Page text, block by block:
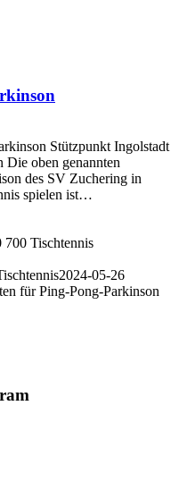
Stützpunkt Ingolstadt
Die oben genannten
des SV Zuchering in
spielen ist…
700 Tischtennis
2024-05-26
für Ping-Pong-Parkinson